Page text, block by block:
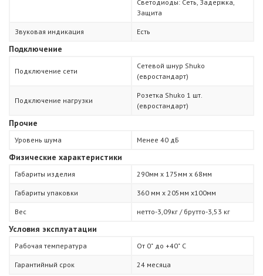
Светодиоды: Сеть, Задержка,
Защита
Звуковая индикация Есть
Подключение
Подключение сети
Сетевой шнур Shuko
(евростандарт)
Подключение нагрузки
Розетка Shuko 1 шт.
(евростандарт)
Прочие
Уровень шума Менее 40 дБ
Физические характеристики
Габариты изделия 290мм х 175мм х 68мм
Габариты упаковки 360 мм х 205мм х100мм
Вес нетто-3,09кг / брутто-3,53 кг
Условия эксплуатации
Рабочая температура От 0˚ до +40˚ С
Гарантийный срок 24 месяца